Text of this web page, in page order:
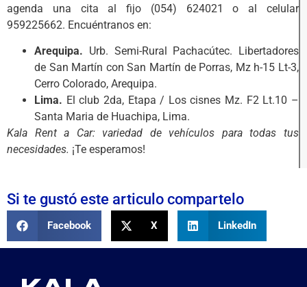
agenda una cita al fijo (054) 624021 o al celular
959225662. Encuéntranos en:
Arequipa. Urb. Semi-Rural Pachacútec. Libertadores
de San Martín con San Martín de Porras, Mz h-15 Lt-3,
Cerro Colorado, Arequipa.
Lima. El club 2da, Etapa / Los cisnes Mz. F2 Lt.10 –
Santa Maria de Huachipa, Lima.
Kala Rent a Car: variedad de vehículos para todas tus
necesidades. ¡Te esperamos!
Si te gustó este articulo compartelo
Facebook X LinkedIn